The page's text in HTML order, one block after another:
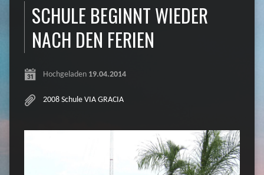
SCHULE BEGINNT WIEDER
NACH DEN FERIEN
Hochgeladen 19.04.2014
2008 Schule VIA GRACIA